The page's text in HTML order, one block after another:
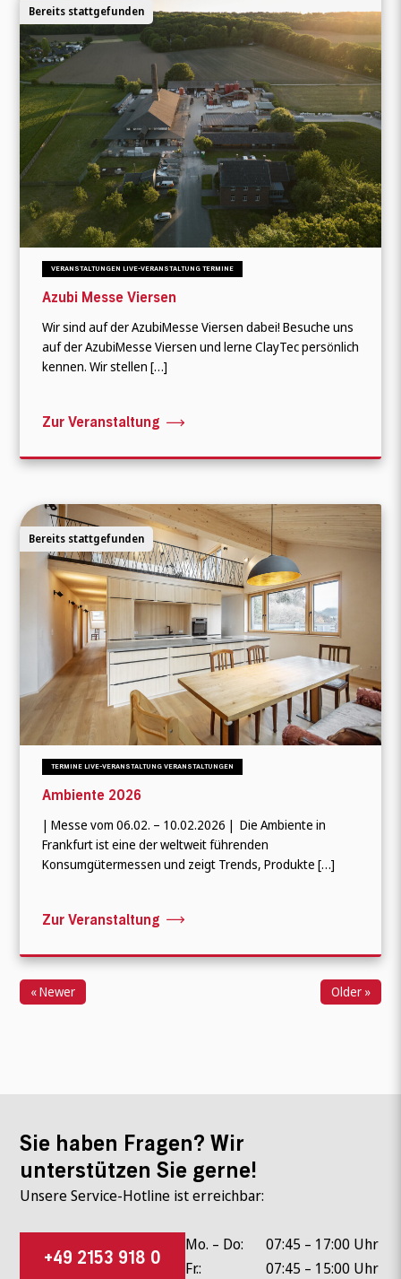
Bereits stattgefunden
VERANSTALTUNGEN LIVE-VERANSTALTUNG TERMINE
Azubi Messe Viersen
Wir sind auf der AzubiMesse Viersen dabei! Besuche uns
auf der AzubiMesse Viersen und lerne ClayTec persönlich
kennen. Wir stellen […]
Zur Veranstaltung
Bereits stattgefunden
TERMINE LIVE-VERANSTALTUNG VERANSTALTUNGEN
Ambiente 2026
| Messe vom 06.02. – 10.02.2026 | Die Ambiente in
Frankfurt ist eine der weltweit führenden
Konsumgütermessen und zeigt Trends, Produkte […]
Zur Veranstaltung
« Newer Older »
Sie haben Fragen? Wir
unterstützen Sie gerne!
Unsere Service-Hotline ist erreichbar:
+49 2153 918 0
Mo. – Do:
07:45 – 17:00 Uhr
Fr.:
07:45 – 15:00 Uhr